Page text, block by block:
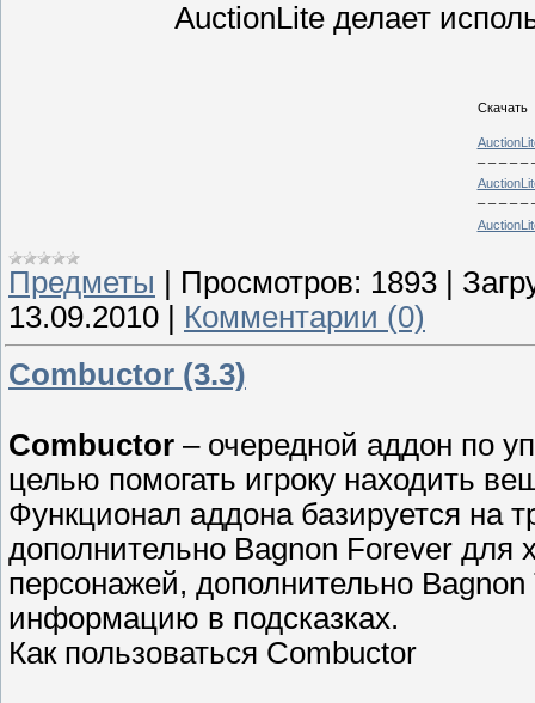
AuctionLite делает
Скачать
Предметы | Просмотров: 1893 |
13.09.2010 | Комментарии (0)
Combuctor (3.3)
Combuctor – очередной аддон по
целью помогать игроку находить
Функционал аддона базируется на
дополнительно Bagnon Forever
персонажей, дополнительно
информацию в подсказках.
Как пользоваться Combuctor